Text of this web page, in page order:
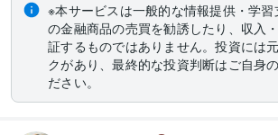
※本サービスは一般的な情報提供・学
の金融商品の売買を勧誘したり、収入
証するものではありません。投資には
クがあり、最終的な投資判断はご自身
ださい。